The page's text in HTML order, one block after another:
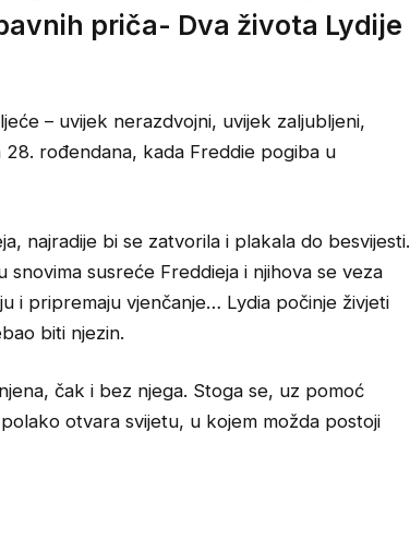
priča- Dva života Lydije
– uvijek nerazdvojni, uvijek zaljubljeni,
rođendana, kada Freddie pogiba u
najradije bi se zatvorila i plakala do besvijesti.
susreće Freddieja i njihova se veza
i pripremaju vjenčanje… Lydia počinje živjeti
biti njezin.
čak i bez njega. Stoga se, uz pomoć
otvara svijetu, u kojem možda postoji